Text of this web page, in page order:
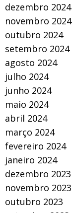
dezembro 2024
novembro 2024
outubro 2024
setembro 2024
agosto 2024
julho 2024
junho 2024
maio 2024
abril 2024
março 2024
fevereiro 2024
janeiro 2024
dezembro 2023
novembro 2023
outubro 2023